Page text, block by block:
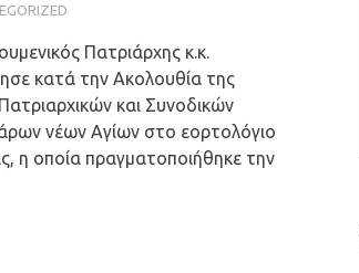
ΠΑΠΑΪΩΆΝΝΟΥ
Πατριάρχης κ.κ.
κατά την Ακολουθία της
και Συνοδικών
νέων Αγίων στο εορτολόγιο
η οποία πραγματοποιήθηκε την